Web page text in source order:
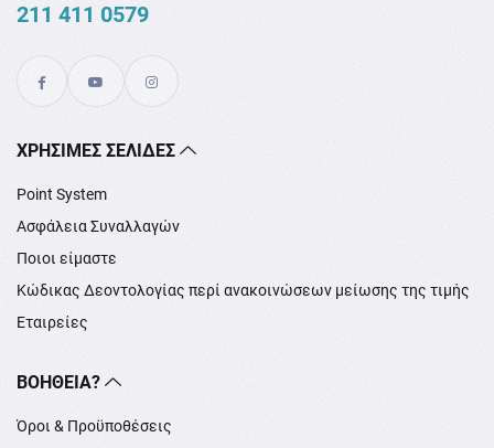
211 411 0579
XΡΉΣΙΜΕΣ ΣΕΛΊΔΕΣ
Point System
Ασφάλεια Συναλλαγών
Ποιοι είμαστε
Κώδικας Δεοντολογίας περί ανακοινώσεων μείωσης της τιμής
Εταιρείες
ΒΟΉΘΕΙΑ?
Όροι & Προϋποθέσεις